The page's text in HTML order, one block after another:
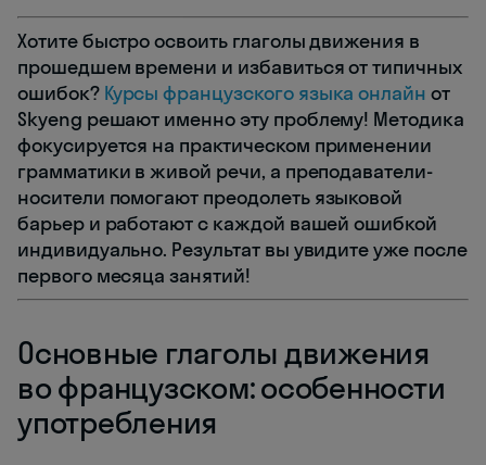
Хотите быстро освоить глаголы движения в
прошедшем времени и избавиться от типичных
ошибок? Курсы французского языка онлайн от
Skyeng решают именно эту проблему! Методика
фокусируется на практическом применении
грамматики в живой речи, а преподаватели-
носители помогают преодолеть языковой
барьер и работают с каждой вашей ошибкой
индивидуально. Результат вы увидите уже после
первого месяца занятий!
Основные глаголы движения
во французском: особенности
употребления